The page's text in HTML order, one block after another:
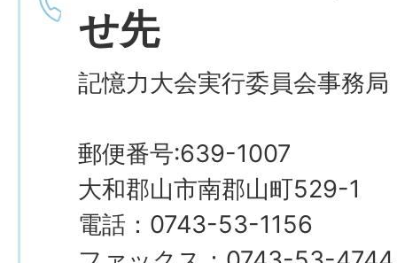
せ先
記憶力大会実行委員会事務局
郵便番号:639-1007
大和郡山市南郡山町529-1
電話：0743-53-1156